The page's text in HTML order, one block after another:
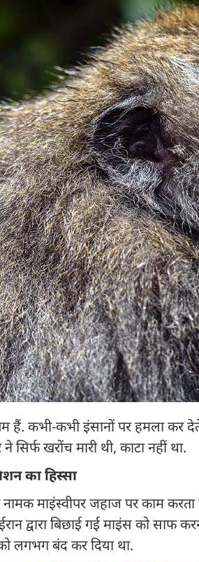
कभी-कभी इंसानों पर हमला कर देते
खरोंच मारी थी, काटा नहीं था.
का हिस्सा
माइंस्वीपर जहाज पर काम
द्वारा बिछाई गई माइंस को साफ
लगभग बंद कर दिया था.